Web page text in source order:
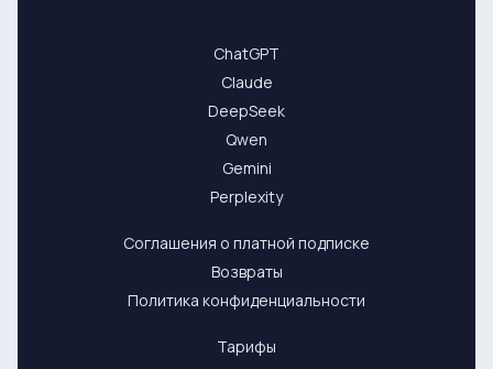
ChatGPT
Claude
DeepSeek
Qwen
Gemini
Perplexity
Соглашения о платной подписке
Возвраты
Политика конфиденциальности
Тарифы